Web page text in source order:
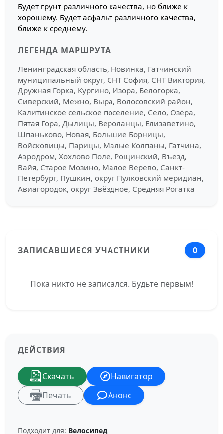
Будет грунт различного качества, но ближе к
хорошему. Будет асфальт различного качества,
ближе к среднему.
ЛЕГЕНДА МАРШРУТА
Ленинградская область, Новинка, Гатчинский
муниципальный округ, СНТ София, СНТ Виктория,
Дружная Горка, Кургино, Изора, Белогорка,
Сиверский, Межно, Выра, Волосовский район,
Калитинское сельское поселение, Село, Озёра,
Пятая Гора, Дылицы, Вероланцы, Елизаветино,
Шпаньково, Новая, Большие Борницы,
Войсковицы, Парицы, Малые Колпаны, Гатчина,
Аэродром, Хохлово Поле, Рощинский, Въезд,
Вайя, Старое Мозино, Малое Верево, Санкт-
Петербург, Пушкин, округ Пулковский меридиан,
Авиагородок, округ Звёздное, Средняя Рогатка
ЗАПИСАВШИЕСЯ УЧАСТНИКИ 0
Пока никто не записался. Будьте первым!
ДЕЙСТВИЯ
Скачать
Навигатор
Печать
Анонс
Подходит для: Велосипед